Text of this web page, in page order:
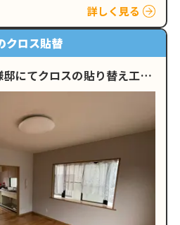
ております。 環境配慮型住宅助
…
詳しく見る
クロス貼替
にてクロスの貼り替え工事
いました